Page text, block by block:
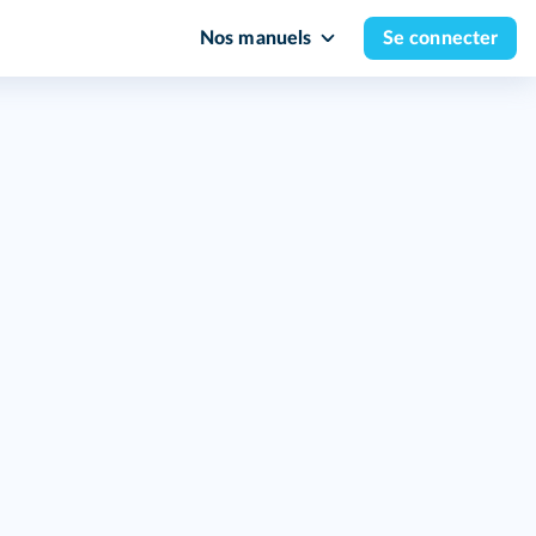
Nos manuels Se connecter